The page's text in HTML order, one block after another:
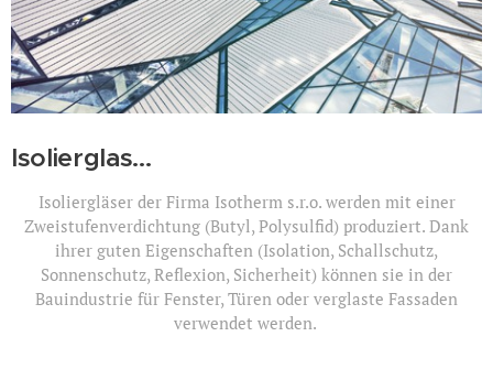
Isolierglas...
Isoliergläser der Firma Isotherm s.r.o. werden mit einer
Zweistufenverdichtung (Butyl, Polysulfid) produziert. Dank
ihrer guten Eigenschaften (Isolation, Schallschutz,
Sonnenschutz, Reflexion, Sicherheit) können sie in der
Bauindustrie für Fenster, Türen oder verglaste Fassaden
verwendet werden.